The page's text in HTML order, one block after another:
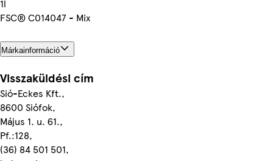
1l
FSC® C014047 - Mix
Márkainformáció
Visszaküldési cím
Sió-Eckes Kft.,
8600 Siófok,
Május 1. u. 61.,
Pf.:128,
(36) 84 501 501,